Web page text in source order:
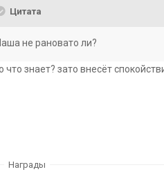
Цитата
не рановато ли?
что знает? зато внесёт
Награды